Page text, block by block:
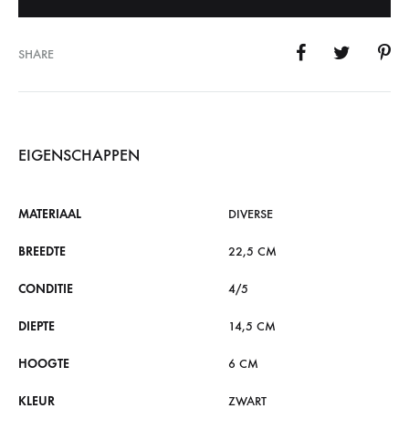
SHARE
EIGENSCHAPPEN
MATERIAAL DIVERSE
BREEDTE 22,5 CM
CONDITIE 4/5
DIEPTE 14,5 CM
HOOGTE 6 CM
KLEUR ZWART